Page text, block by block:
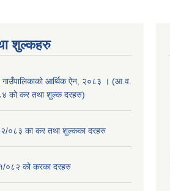
शुल्कहरु
गाउँपालिकाको आर्थिक ऐन, २०८३ । (आ.व.
को कर तथा शुल्क दरहरु)
०८३ का कर तथा शुल्कका दरहरु
०८२ को करका दरहरु